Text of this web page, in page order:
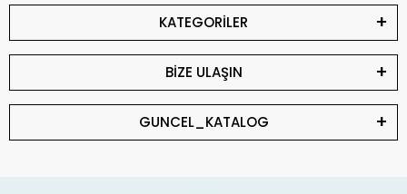
KATEGORİLER
BİZE ULAŞIN
GUNCEL_KATALOG